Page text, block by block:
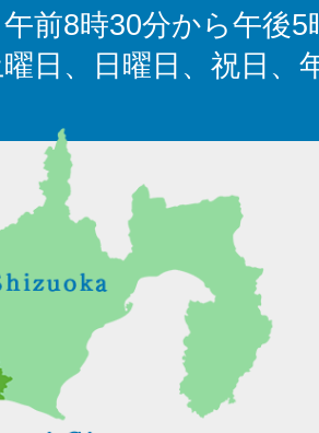
前8時30分から午後5
日、日曜日、祝日、